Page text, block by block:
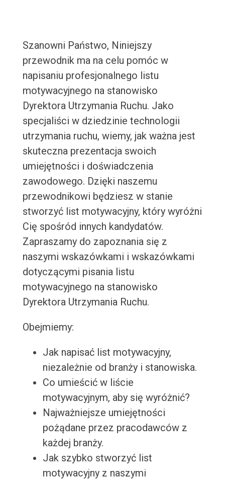
Szanowni Państwo, Niniejszy
przewodnik ma na celu pomóc w
napisaniu profesjonalnego listu
motywacyjnego na stanowisko
Dyrektora Utrzymania Ruchu. Jako
specjaliści w dziedzinie technologii
utrzymania ruchu, wiemy, jak ważna jest
skuteczna prezentacja swoich
umiejętności i doświadczenia
zawodowego. Dzięki naszemu
przewodnikowi będziesz w stanie
stworzyć list motywacyjny, który wyróżni
Cię spośród innych kandydatów.
Zapraszamy do zapoznania się z
naszymi wskazówkami i wskazówkami
dotyczącymi pisania listu
motywacyjnego na stanowisko
Dyrektora Utrzymania Ruchu.
Obejmiemy:
Jak napisać list motywacyjny,
niezależnie od branży i stanowiska.
Co umieścić w liście
motywacyjnym, aby się wyróżnić?
Najważniejsze umiejętności
pożądane przez pracodawców z
każdej branży.
Jak szybko stworzyć list
motywacyjny z naszymi